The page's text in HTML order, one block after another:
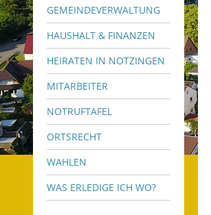
GEMEINDEVERWALTUNG
HAUSHALT & FINANZEN
HEIRATEN IN NOTZINGEN
MITARBEITER
NOTRUFTAFEL
ORTSRECHT
WAHLEN
WAS ERLEDIGE ICH WO?